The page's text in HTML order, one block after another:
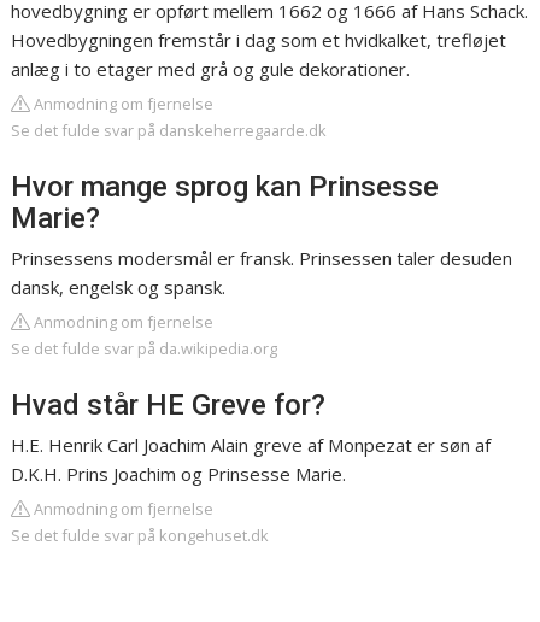
hovedbygning er opført mellem 1662 og 1666 af Hans Schack.
Hovedbygningen fremstår i dag som et hvidkalket, trefløjet
anlæg i to etager med grå og gule dekorationer.
Anmodning om fjernelse
Se det fulde svar på danskeherregaarde.dk
Hvor mange sprog kan Prinsesse
Marie?
Prinsessens modersmål er fransk. Prinsessen taler desuden
dansk, engelsk og spansk.
Anmodning om fjernelse
Se det fulde svar på da.wikipedia.org
Hvad står HE Greve for?
H.E. Henrik Carl Joachim Alain greve af Monpezat er søn af
D.K.H. Prins Joachim og Prinsesse Marie.
Anmodning om fjernelse
Se det fulde svar på kongehuset.dk